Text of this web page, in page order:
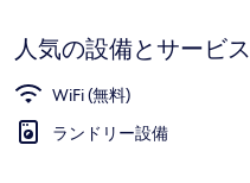
ラ
リ
ー
す
人気の設備とサービス
WiFi (無料)
ランドリー設備